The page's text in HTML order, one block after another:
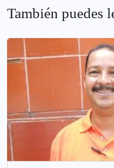
También puedes